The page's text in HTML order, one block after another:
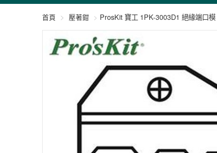
首頁 壓著鉗 ProsKit 寶工 1PK-3003D1 絕緣端口模